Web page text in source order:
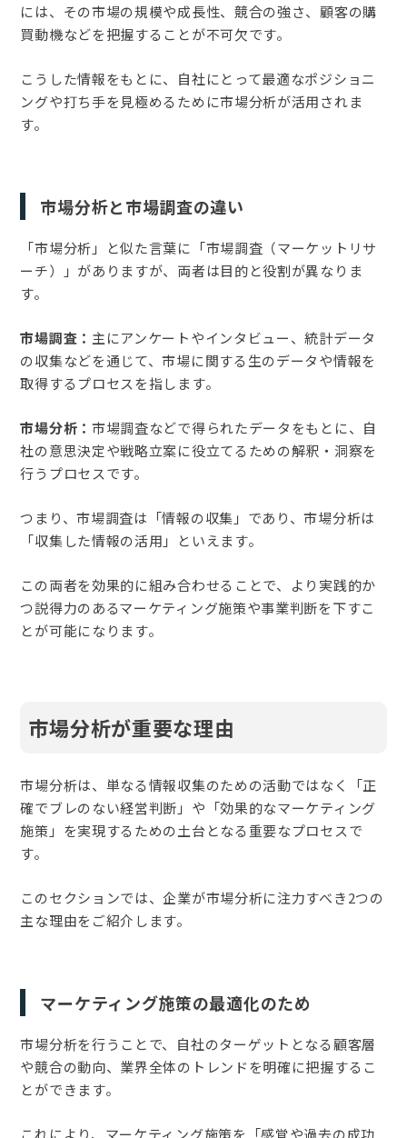
には、その市場の規模や成長性、競合の強さ、顧客の購
買動機などを把握することが不可欠です。
こうした情報をもとに、自社にとって最適なポジショニ
ングや打ち手を見極めるために市場分析が活用されま
す。
市場分析と市場調査の違い
「市場分析」と似た言葉に「市場調査（マーケットリサ
ーチ）」がありますが、両者は目的と役割が異なりま
す。
市場調査： 主にアンケートやインタビュー、統計データ
の収集などを通じて、市場に関する生のデータや情報を
取得するプロセスを指します。
市場分析： 市場調査などで得られたデータをもとに、自
社の意思決定や戦略立案に役立てるための解釈・洞察を
行うプロセスです。
つまり、市場調査は「情報の収集」であり、市場分析は
「収集した情報の活用」といえます。
この両者を効果的に組み合わせることで、より実践的か
つ説得力のあるマーケティング施策や事業判断を下すこ
とが可能になります。
市場分析が重要な理由
市場分析は、単なる情報収集のための活動ではなく「正
確でブレのない経営判断」や「効果的なマーケティング
施策」を実現するための土台となる重要なプロセスで
す。
このセクションでは、企業が市場分析に注力すべき2つの
主な理由をご紹介します。
マーケティング施策の最適化のため
市場分析を行うことで、自社のターゲットとなる顧客層
や競合の動向、業界全体のトレンドを明確に把握するこ
とができます。
これにより、マーケティング施策を「感覚や過去の成功